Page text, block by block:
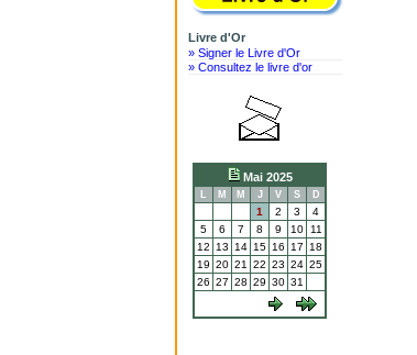
Livre d'Or
» Signer le Livre d'Or
» Consultez le livre d'or
Mai 2025
L M M J V S D
1 2 3
4
5
6 7 8 9 10
11
12
13 14 15 16 17
18
19 20 21 22 23 24 25
26 27 28 29 30 31